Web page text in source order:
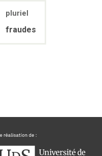
pluriel
fraudes